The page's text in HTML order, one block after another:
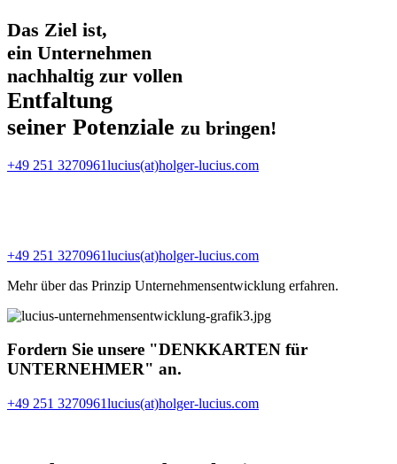
Das Ziel ist,
ein Unternehmen
nachhaltig zur vollen
Entfaltung
seiner Potenziale zu bringen!
+49 251 3270961lucius(at)holger-lucius.com
+49 251 3270961lucius(at)holger-lucius.com
Mehr über das Prinzip Unternehmensentwicklung erfahren.
Fordern Sie unsere "DENKKARTEN für
UNTERNEHMER" an.
+49 251 3270961lucius(at)holger-lucius.com